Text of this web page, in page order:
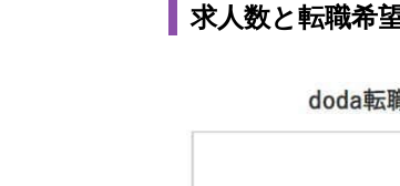
求人数と転職希